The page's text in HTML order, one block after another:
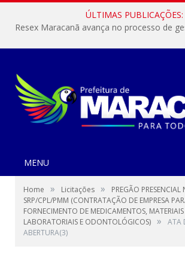
ÚLTIMAS PUBLICAÇÕES:
MENU
Home » Licitações »
PREGÃO
SRP/CPL/PMM (CONTRATAÇÃO DE EMPRESA
FORNECIMENTO DE MEDICAMENTOS,
LABORATORIAIS E ODONTOLÓGICOS) »
ATA
ABERTURA(3)